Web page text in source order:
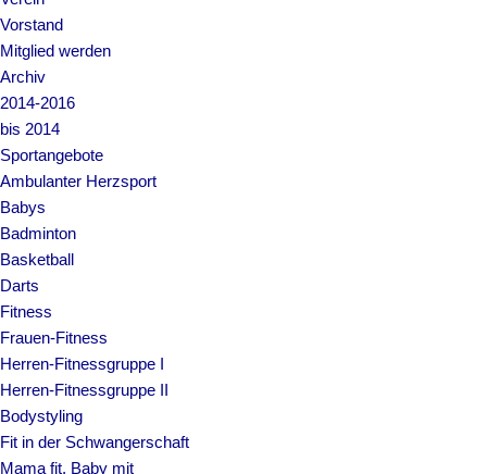
Vorstand
Mitglied werden
Archiv
2014-2016
bis 2014
Sportangebote
Ambulanter Herzsport
Babys
Badminton
Basketball
Darts
Fitness
Frauen-Fitness
Herren-Fitnessgruppe I
Herren-Fitnessgruppe II
Bodystyling
Fit in der Schwangerschaft
Mama fit, Baby mit